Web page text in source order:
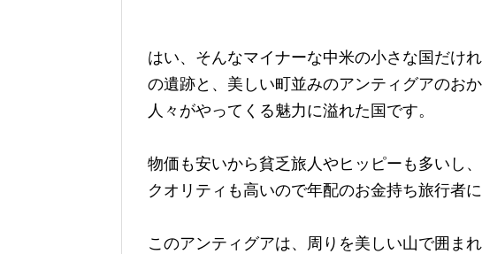
はい、そんなマイナーな中米の小さな国だけ
の遺跡と、美しい町並みのアンティグアのお
人々がやってくる魅力に溢れた国です。
物価も安いから貧乏旅人やヒッピーも多いし
クオリティも高いので年配のお金持ち旅行者に
このアンティグアは、周りを美しい山で囲ま